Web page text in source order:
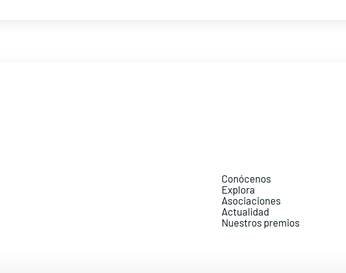
Conócenos
Explora
Asociaciones
Actualidad
Nuestros premios